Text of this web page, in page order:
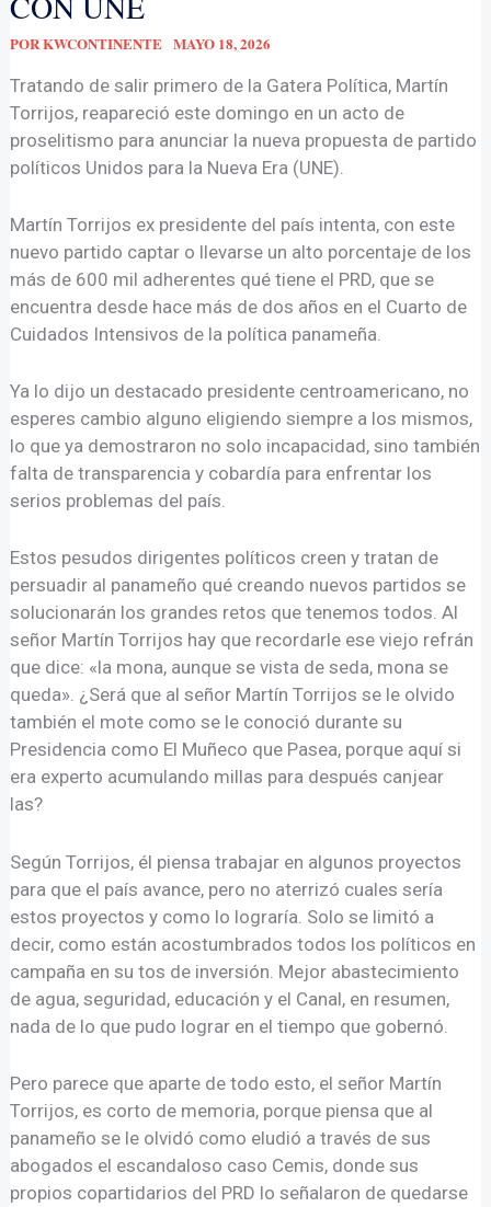
PORKWCONTINENTE MAYO 18, 2026
Tratando de salir primero de la Gatera Política, Martín
Torrijos, reapareció este domingo en un acto de
proselitismo para anunciar la nueva propuesta de partido
políticos Unidos para la Nueva Era (UNE).
Martín Torrijos ex presidente del país intenta, con este
nuevo partido captar o llevarse un alto porcentaje de los
más de 600 mil adherentes qué tiene el PRD, que se
encuentra desde hace más de dos años en el Cuarto de
Cuidados Intensivos de la política panameña.
Ya lo dijo un destacado presidente centroamericano, no
esperes cambio alguno eligiendo siempre a los mismos,
lo que ya demostraron no solo incapacidad, sino también
falta de transparencia y cobardía para enfrentar los
serios problemas del país.
Estos pesudos dirigentes políticos creen y tratan de
persuadir al panameño qué creando nuevos partidos se
solucionarán los grandes retos que tenemos todos. Al
señor Martín Torrijos hay que recordarle ese viejo refrán
que dice: «la mona, aunque se vista de seda, mona se
queda». ¿Será que al señor Martín Torrijos se le olvido
también el mote como se le conoció durante su
Presidencia como El Muñeco que Pasea, porque aquí si
era experto acumulando millas para después canjear
las?
Según Torrijos, él piensa trabajar en algunos proyectos
para que el país avance, pero no aterrizó cuales sería
estos proyectos y como lo lograría. Solo se limitó a
decir, como están acostumbrados todos los políticos en
campaña en su tos de inversión. Mejor abastecimiento
de agua, seguridad, educación y el Canal, en resumen,
nada de lo que pudo lograr en el tiempo que gobernó.
Pero parece que aparte de todo esto, el señor Martín
Torrijos, es corto de memoria, porque piensa que al
panameño se le olvidó como eludió a través de sus
abogados el escandaloso caso Cemis, donde sus
propios copartidarios del PRD lo señalaron de quedarse